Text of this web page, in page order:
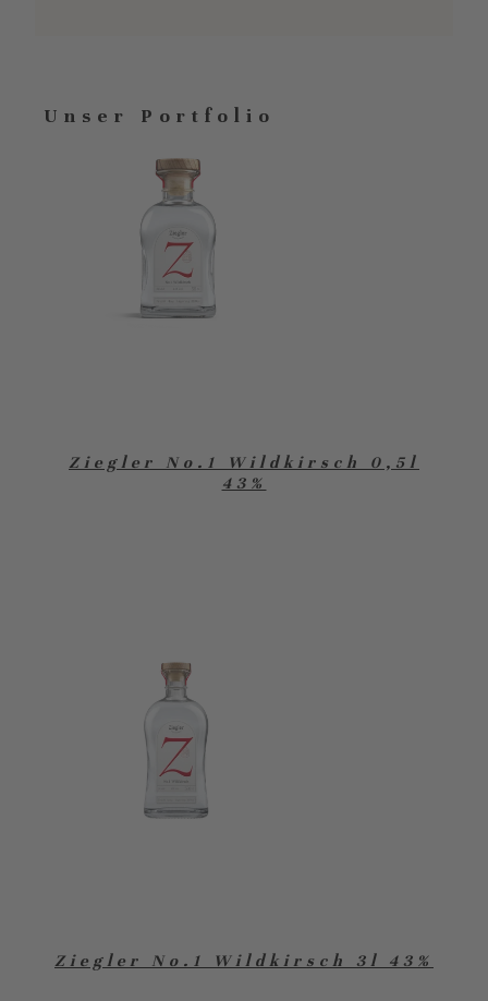
Unser Portfolio
Ziegler No.1 Wildkirsch 0,5l
43%
Ziegler No.1 Wildkirsch 3l 43%